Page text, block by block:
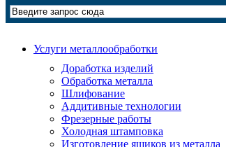
Услуги металлообработки
Доработка изделий
Обработка металла
Шлифование
Аддитивные технологии
Фрезерные работы
Холодная штамповка
Изготовление ящиков из металла